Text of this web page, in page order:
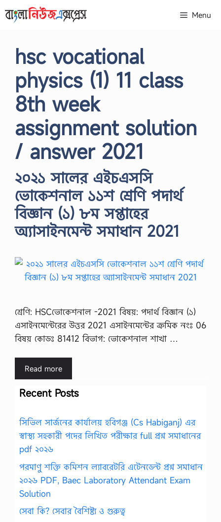
to
Menu
hsc vocational
physics (1) 11 class
8th week
assignment solution
/ answer 2021
২০২১ সালের এইচএসসি
ভোকেশনাল ১১শ শ্রেণি পদার্থ
বিজ্ঞান (১) ৮ম সপ্তাহের
অ্যাসাইনমেন্ট সমাধান 2021
শ্রেণি: HSCভোকেশনাল -2021 বিষয়: পদার্থ বিজ্ঞান (১)
এসাইনমেন্টেরের উত্তর 2021 এসাইনমেন্টের ক্রমিক নংঃ 06
বিষয় কোডঃ 81412 বিভাগ: ভোকেশনাল শাখা …
Read more
Recent Posts
সিভিল সার্জনের কার্যালয় হবিগঞ্জ (Cs Habiganj) এর
স্বাস্থ্য সহকারী পদের লিখিত পরীক্ষার full প্রশ্ন সমাধানের
pdf ২০২৬
পরমাণু শক্তি কমিশন ল্যাবরেটরি এটেনডেন্ট প্রশ্ন সমাধান
২০২৬ PDF, Baec Laboratory Attendant Exam
Solution
সেবা কি? সেবার বৈশিষ্ট্য ও গুরুত্ব